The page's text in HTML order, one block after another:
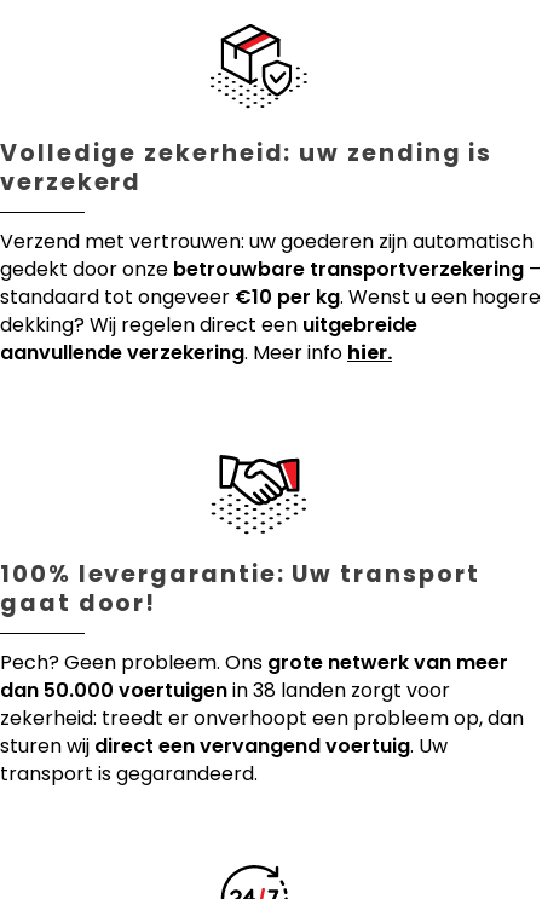
Volledige zekerheid: uw zending is
verzekerd
Verzend met vertrouwen: uw goederen zijn automatisch
gedekt door onze betrouwbare transportverzekering –
standaard tot ongeveer €10 per kg. Wenst u een hogere
dekking? Wij regelen direct een uitgebreide
aanvullende verzekering. Meer info hier.
100% levergarantie: Uw transport
gaat door!
Pech? Geen probleem. Ons grote netwerk van meer
dan 50.000 voertuigenin 38 landen zorgt voor
zekerheid: treedt er onverhoopt een probleem op, dan
sturen wij direct een vervangend voertuig. Uw
transport is gegarandeerd.